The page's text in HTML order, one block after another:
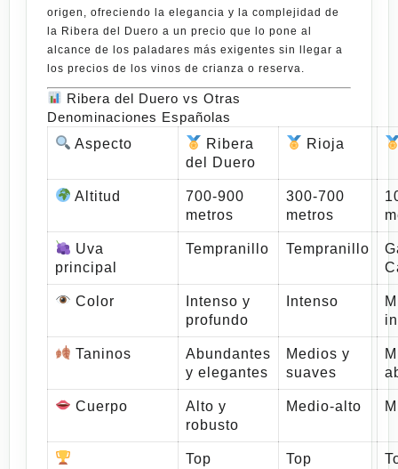
origen, ofreciendo la elegancia y la complejidad de
la Ribera del Duero a un precio que lo pone al
alcance de los paladares más exigentes sin llegar a
los precios de los vinos de crianza o reserva.
Ribera del Duero vs Otras
Denominaciones Españolas
Aspecto
Ribera
del Duero
Rioja
Altitud
700-900
metros
300-700
metros
Uva
principal
Tempranillo Tempranillo
Color
Intenso y
profundo
Intenso
Taninos
Abundantes
y elegantes
Medios y
suaves
Cuerpo
Alto y
robusto
Medio-alto
Top
Top